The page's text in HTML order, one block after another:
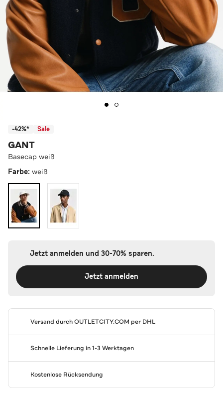
-42%* Sale
GANT
Basecap weiß
Farbe: weiß
Jetzt anmelden und 30-70% sparen.
Jetzt anmelden
Versand durchOUTLETCITY.COM per DHL
Schnelle Lieferung in 1-3 Werktagen
Kostenlose Rücksendung